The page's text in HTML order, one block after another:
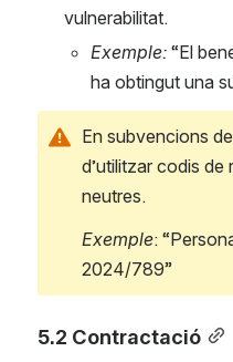
vulnerabilitat.
Exemple: “El
ha obtingut una
En subvencions
d’utilitzar codis
neutres.
Exemple:
2024/789”
5.2 Contractació